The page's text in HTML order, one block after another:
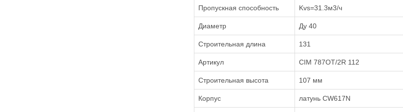
Пропускная способность Kvs=31.3м3/ч
Диаметр Ду 40
Строительная длина 131
Артикул CIM 787OT/2R 112
Строительная высота 107 мм
Корпус латунь CW617N